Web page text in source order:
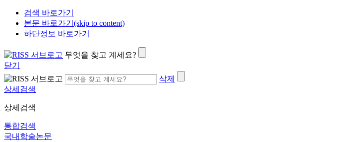
검색 바로가기
본문 바로가기(skip to content)
하단정보 바로가기
무엇을 찾고 계세요?
닫기
삭제
상세검색
상세검색
통합검색
국내학술논문